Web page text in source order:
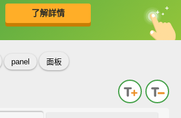
了解詳情
佳句 中
英
panel 面板